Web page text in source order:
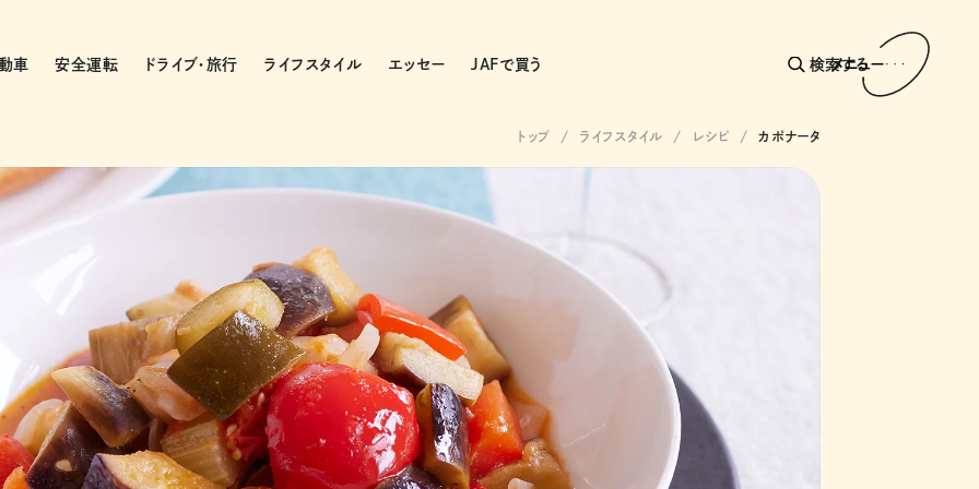
車 安全運転 ドライブ・旅行 ライフスタイル エッセー JAFで買う 検索する
メニュー
トップ ライフスタイル レシピ カポナータ